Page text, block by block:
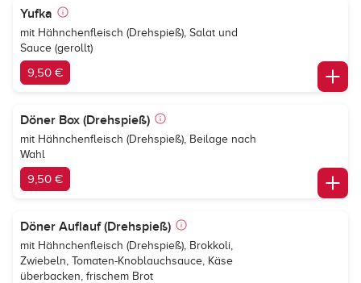
Yufka
mit Hähnchenfleisch (Drehspieß), Salat und
Sauce (gerollt)
9,50 €
Döner Box (Drehspieß)
mit Hähnchenfleisch (Drehspieß), Beilage nach
Wahl
9,50 €
Döner Auflauf (Drehspieß)
mit Hähnchenfleisch (Drehspieß), Brokkoli,
Zwiebeln, Tomaten-Knoblauchsauce, Käse
überbacken, frischem Brot